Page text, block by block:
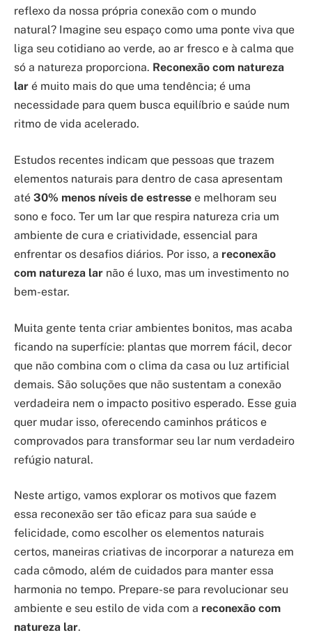
reflexo da nossa própria conexão com o mundo
natural? Imagine seu espaço como uma ponte viva que
liga seu cotidiano ao verde, ao ar fresco e à calma que
só a natureza proporciona. Reconexão com natureza
lar é muito mais do que uma tendência; é uma
necessidade para quem busca equilíbrio e saúde num
ritmo de vida acelerado.
Estudos recentes indicam que pessoas que trazem
elementos naturais para dentro de casa apresentam
até 30% menos níveis de estresse e melhoram seu
sono e foco. Ter um lar que respira natureza cria um
ambiente de cura e criatividade, essencial para
enfrentar os desafios diários. Por isso, a reconexão
com natureza lar não é luxo, mas um investimento no
bem-estar.
Muita gente tenta criar ambientes bonitos, mas acaba
ficando na superfície: plantas que morrem fácil, decor
que não combina com o clima da casa ou luz artificial
demais. São soluções que não sustentam a conexão
verdadeira nem o impacto positivo esperado. Esse guia
quer mudar isso, oferecendo caminhos práticos e
comprovados para transformar seu lar num verdadeiro
refúgio natural.
Neste artigo, vamos explorar os motivos que fazem
essa reconexão ser tão eficaz para sua saúde e
felicidade, como escolher os elementos naturais
certos, maneiras criativas de incorporar a natureza em
cada cômodo, além de cuidados para manter essa
harmonia no tempo. Prepare-se para revolucionar seu
ambiente e seu estilo de vida com a reconexão com
natureza lar.